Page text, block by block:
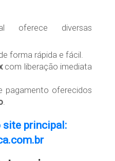
oferece diversas
forma rápida e fácil.
com liberação imediata
pagamento oferecidos
.
site principal: